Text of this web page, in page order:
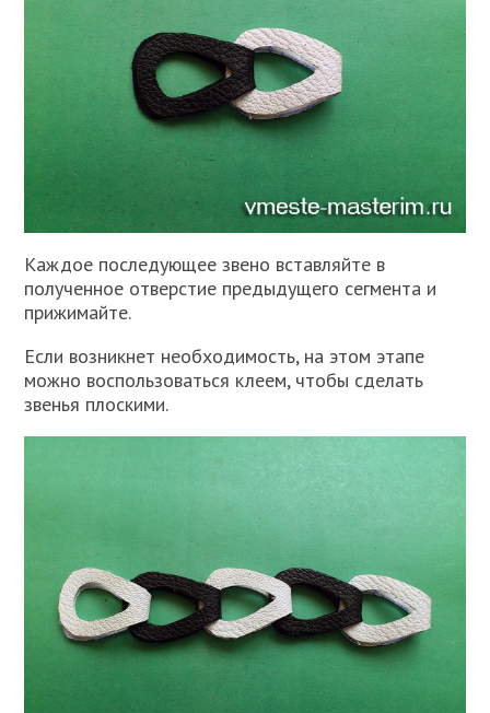
Каждое последующее звено вставляйте в
полученное отверстие предыдущего сегмента и
прижимайте.
Если возникнет необходимость, на этом этапе
можно воспользоваться клеем, чтобы сделать
звенья плоскими.